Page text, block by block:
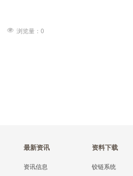
浏览量：0
最新资讯
资讯信息
资料下载
铰链系统